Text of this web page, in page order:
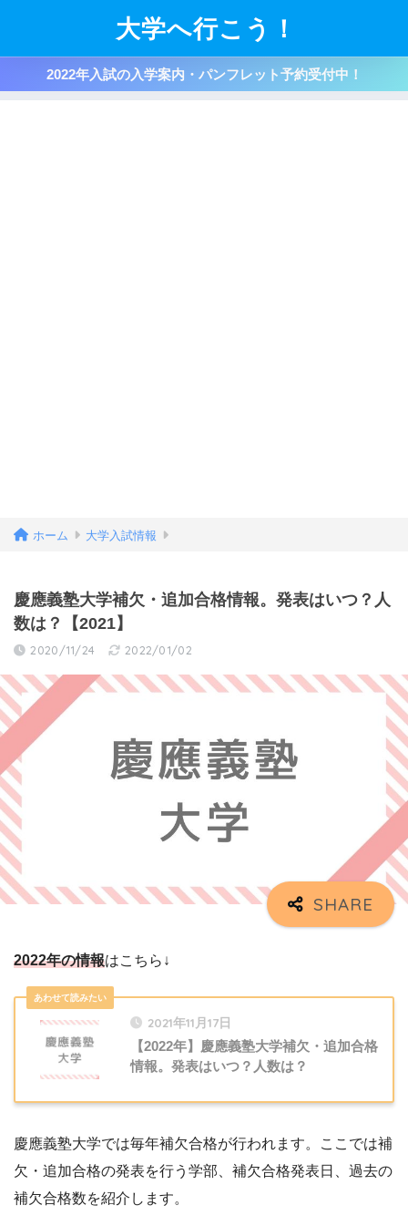
大学へ行こう！
2022年入試の入学案内・パンフレット予約受付中！
ホーム 大学入試情報
慶應義塾大学補欠・追加合格情報。発表はいつ？人
数は？【2021】
2020/11/24 2022/01/02
2022年の情報はこちら↓
2021年11月17日
【2022年】慶應義塾大学補欠・追加合格
情報。発表はいつ？人数は？
慶應義塾大学では毎年補欠合格が行われます。ここでは補
欠・追加合格の発表を行う学部、補欠合格発表日、過去の
補欠合格数を紹介します。